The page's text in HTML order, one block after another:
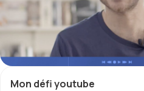
Mon défi youtube